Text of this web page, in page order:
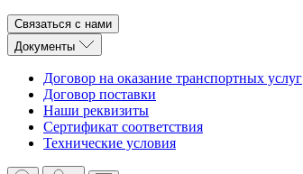
Связаться с нами
Документы
Договор на оказание транспортных услуг
Договор поставки
Наши реквизиты
Сертификат соответствия
Технические условия